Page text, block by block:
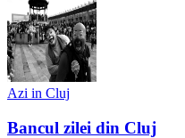
Azi in Cluj
Bancul zilei din Cluj